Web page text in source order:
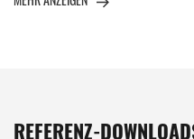
REFERENZ-